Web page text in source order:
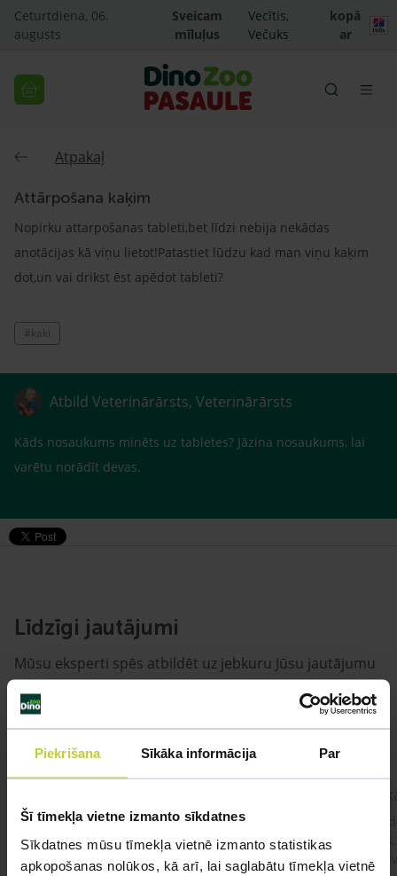
Piekrišana Sīkāka informācija Par
Šī tīmekļa vietne izmanto sīkdatnes
Sīkdatnes mūsu tīmekļa vietnē izmanto statistikas
apkopošanas nolūkos, kā arī, lai saglabātu tīmekļa vietnē
Ceturtdiena, 06.
augusts
Sveicam
mīluļus
Vecītis,
Večuks
kopā
ar
Atpakaļ
Attārpošana kaķim
Nopirku attarpošanas tableti,bet līdzi nebija nekādas
anotācijas kā viņu lietot!Patastiet lūdzu kad man viņu kaķim
dot,un vai drikst ēst apēdot tableti?
#kaki
Atbild Veterinārārsts, Veterinārārsts
Kāds nosaukums minēts uz tabletes? Jāzina nosaukums, lai
varētu norādīt devas.
Līdzīgi jautājumi
Mūsu eksperti spēs atbildēt uz jebkuru Jūsu jautājumu
Ja kaķim gadījies apēst plastiku ,ko ieklāj zem
garnelēm kārbiņās apakšā.Kādas sekas varētu
būt?Kā kaķis varētu reağēt...Ko darīt?